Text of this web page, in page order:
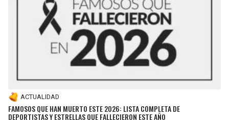
ACTUALIDAD
FAMOSOS QUE HAN MUERTO ESTE 2026: LISTA COMPLETA DE
DEPORTISTAS Y ESTRELLAS QUE FALLECIERON ESTE AÑO